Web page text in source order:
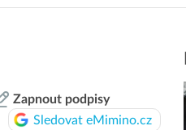
Zapnout podpisy
Sledovat eMimino.cz